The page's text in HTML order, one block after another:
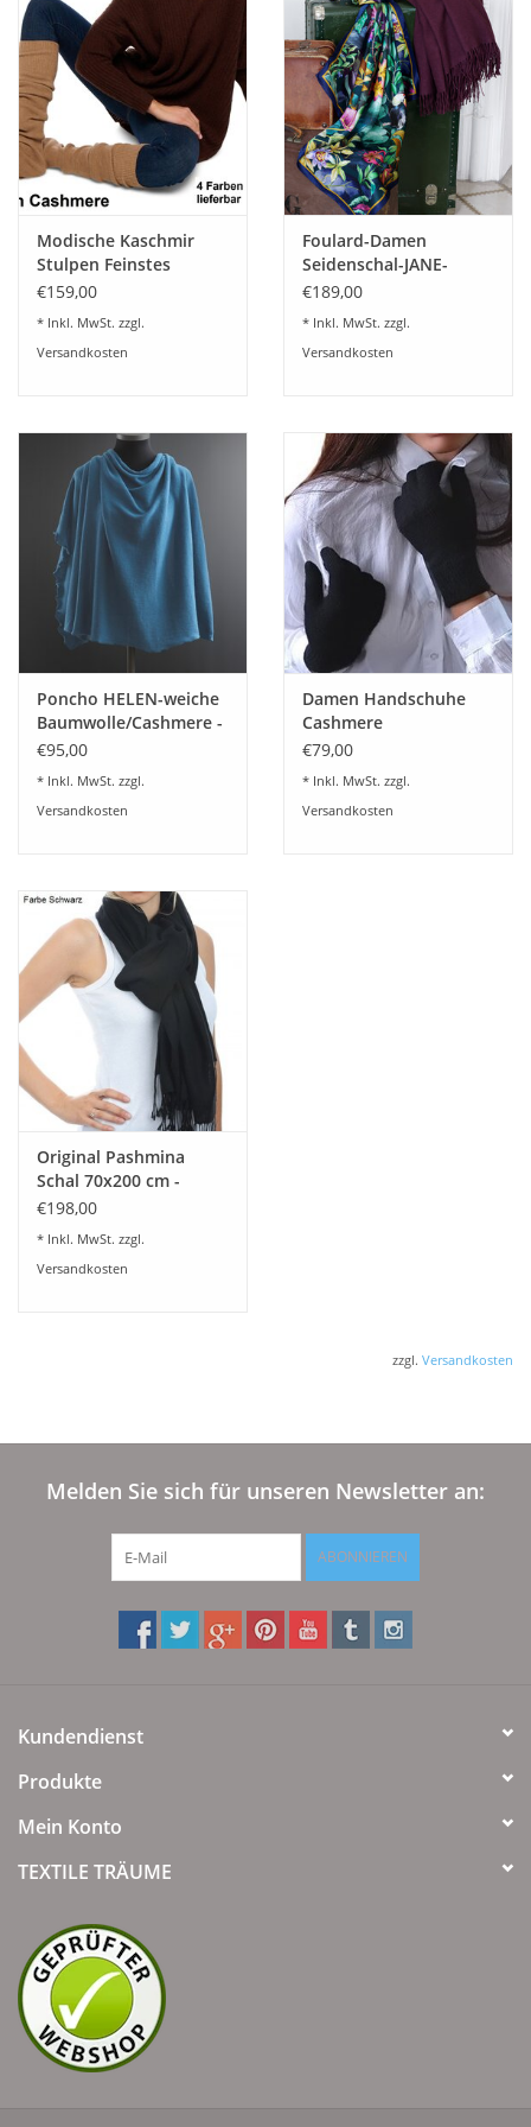
Modische Kaschmir
Stulpen Feinstes
Cashmere
€159,00
* Inkl. MwSt. zzgl.
Versandkosten
Foulard-Damen
Seidenschal-JANE-
Schlossberg
€189,00
* Inkl. MwSt. zzgl.
Versandkosten
Poncho HELEN-weiche
Baumwolle/Cashmere -
12 Farben lieferbar
€95,00
* Inkl. MwSt. zzgl.
Versandkosten
Damen Handschuhe
Cashmere
€79,00
* Inkl. MwSt. zzgl.
Versandkosten
Original Pashmina
Schal 70x200 cm -
schwarz
€198,00
* Inkl. MwSt. zzgl.
Versandkosten
zzgl. Versandkosten
Melden Sie sich für unseren Newsletter an:
ABONNIEREN
Kundendienst
Produkte
Mein Konto
TEXTILE TRÄUME